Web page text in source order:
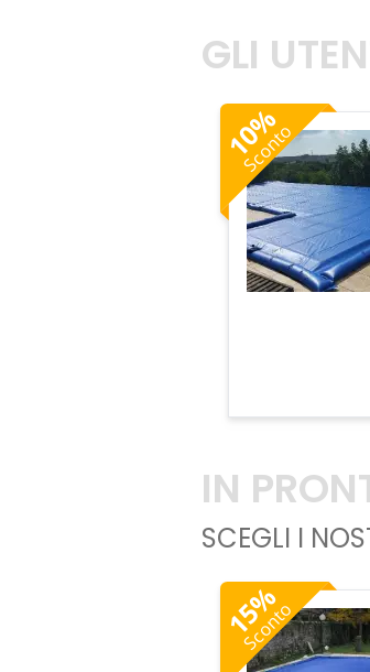
GLI
10
%
Sconto
IN
SCEGLI I
15
%
Sconto